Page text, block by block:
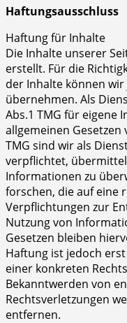
Haftungsausschluss
Haftung für Inhalte
Die Inhalte unserer
erstellt. Für die
der Inhalte können
übernehmen. Als
Abs.1 TMG für eigene
allgemeinen Gesetzen
TMG sind wir als
verpflichtet,
Informationen zu
forschen, die auf eine
Verpflichtungen zur
Nutzung von
Gesetzen bleiben
Haftung ist jedoch
einer konkreten
Bekanntwerden von
Rechtsverletzungen
entfernen.